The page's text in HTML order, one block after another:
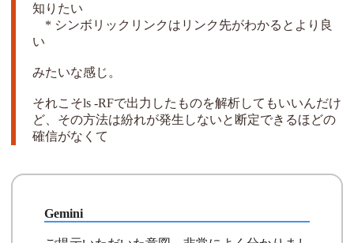
知りたい
* シンボリックリンクはリンク先がわかるとより良
い
みたいな感じ。
それこそls -RFで出力したものを解析してもいいんだけ
ど、その方法は紛れが発生しないと断定できるほどの
確信がなくて